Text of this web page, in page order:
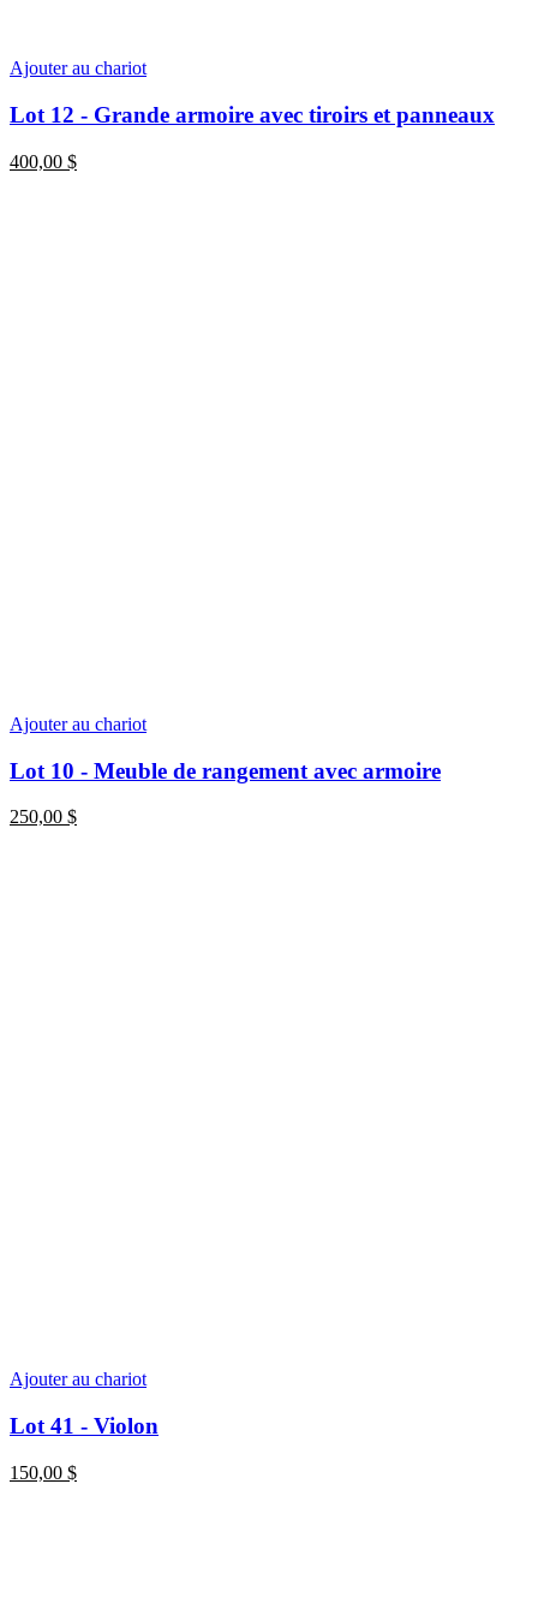
Ajouter au chariot
Lot 12 - Grande armoire avec tiroirs et panneaux
400,00 $
Ajouter au chariot
Lot 10 - Meuble de rangement avec armoire
250,00 $
Ajouter au chariot
Lot 41 - Violon
150,00 $